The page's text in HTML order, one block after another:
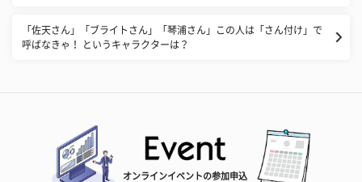
「佐天さん」「ブライトさん」「琴浦さん」この人は「さん付け」で
呼ばなきゃ！ というキャラクターは？
オンラインイベントの参加申込